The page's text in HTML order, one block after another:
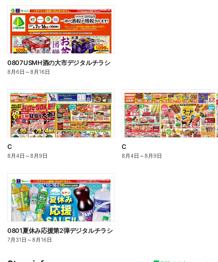
0807USMH酒の大市デジタルチラシ
8月6日 ～8月16日
C
8月4日 ～8月9日
C
8月4日 ～8月9日
0801夏休み応援第2弾デジタルチラシ
7月31日 ～8月16日